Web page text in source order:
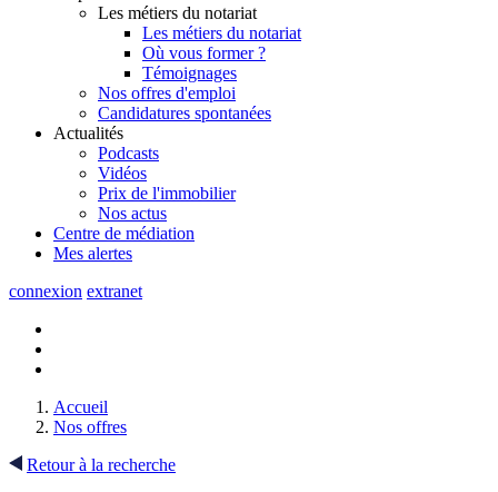
Les métiers du notariat
Les métiers du notariat
Où vous former ?
Témoignages
Nos offres d'emploi
Candidatures spontanées
Actualités
Podcasts
Vidéos
Prix de l'immobilier
Nos actus
Centre de médiation
Mes alertes
connexion extranet
Accueil
Nos offres
Retour à la recherche